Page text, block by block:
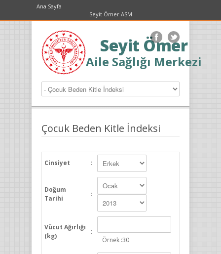
Ana Sayfa
Seyit Ömer ASM
Seyit Ömer
Aile Sağlığı Merkezi
Çocuk Beden Kitle İndeksi
Cinsiyet :
Doğum
Tarihi
:
Vücut Ağırlığı
(kg)
:
Örnek :30